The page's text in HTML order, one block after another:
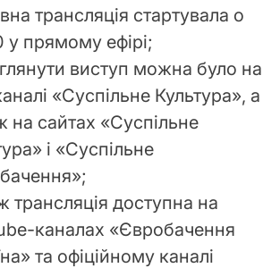
трансляція стартувала о
у прямому ефірі;
виступ можна було на
«Суспільне Культура», а
на сайтах «Суспільне
і «Суспільне
трансляція доступна на
каналах «Євробачення
та офіційному каналі